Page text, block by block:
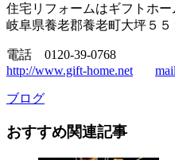
住宅リフォームはギフトホー
岐阜県養老郡養老町大坪５５
電話 0120-39-0768
http://www.gift-home.net
ブログ
おすすめ関連記事